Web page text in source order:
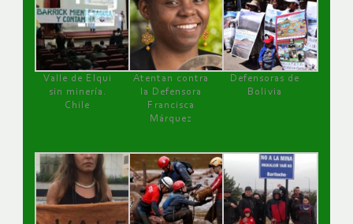
Valle de Elqui
sin minería.
Chile
Atentan contra
la Defensora
Francisca
Márquez
Defensoras de
Bolivia